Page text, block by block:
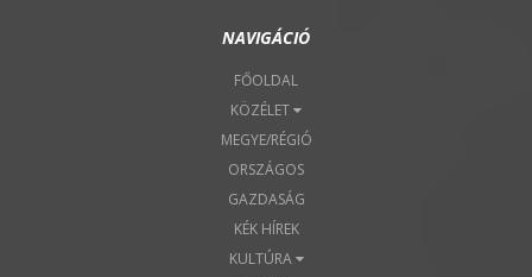
NAVIGÁCIÓ
FŐOLDAL
KÖZÉLET
MEGYE/RÉGIÓ
ORSZÁGOS
GAZDASÁG
KÉK HÍREK
KULTÚRA